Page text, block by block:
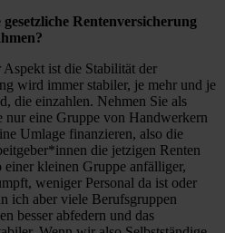
Rentenversicherung
ist die Stabilität der
wird immer stabiler, je mehr und je
die einzahlen. Nehmen Sie als
nur eine Gruppe von Handwerkern
Umlage finanzieren, also die
die jetzigen Renten
einer kleinen Gruppe anfälliger,
weniger Personal da ist oder
ich aber viele Berufsgruppen
besser abfedern und das